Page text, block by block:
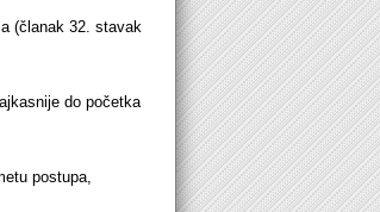
(članak 32. stavak
do početka
postupa,